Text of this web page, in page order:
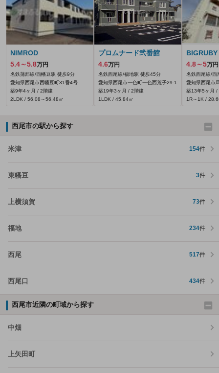
NIMROD
5.4～5.8万円
名鉄蒲郡線/西幡豆駅 徒歩9分
愛知県西尾市西幡豆町31番4号
築9年4ヶ月 / 2階建
2LDK / 56.08～56.48㎡
プロムナード弐番館
4.6万円
名鉄西尾線/福地駅 徒歩45分
愛知県西尾市一色町一色西荒子29‐1
築19年3ヶ月 / 2階建
1LDK / 45.84㎡
BIGRUBY
4.8～5万円
名鉄西尾線/西
愛知県西尾市
築13年5ヶ月 /
1R～1K /
西尾市の駅から探す
米津 154件
東幡豆 3件
上横須賀 73件
福地 234件
西尾 517件
西尾口 434件
西尾市近隣の町域から探す
中畑
上矢田町